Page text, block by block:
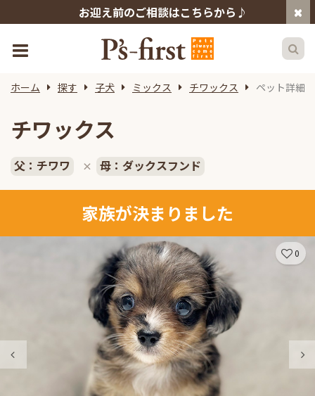
お迎え前のご相談はこちらから♪
ホーム 探す 子犬 ミックス チワックス ペット詳細
チワックス
父：チワワ × 母：ダックスフンド
家族が決まりました
0